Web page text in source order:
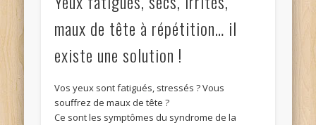
maux de tête à répétition… il
existe une solution !
Vos yeux sont fatigués, stressés ? Vous
souffrez de maux de tête ?
Ce sont les symptômes du syndrome de la